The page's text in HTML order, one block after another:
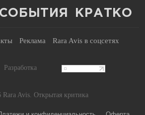
СОБЫТИЯ КРАТКО
Реклама Rara Avis в соцсетях
Разработка
Avis. Открытая критика